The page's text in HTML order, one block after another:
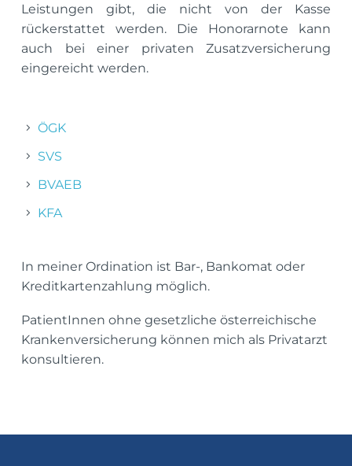
Leistungen gibt, die nicht von der Kasse
rückerstattet werden. Die Honorarnote kann
auch bei einer privaten Zusatzversicherung
eingereicht werden.
ÖGK
SVS
BVAEB
KFA
In meiner Ordination ist Bar-, Bankomat oder
Kreditkartenzahlung möglich.
PatientInnen ohne gesetzliche österreichische
Krankenversicherung können mich als Privatarzt
konsultieren.